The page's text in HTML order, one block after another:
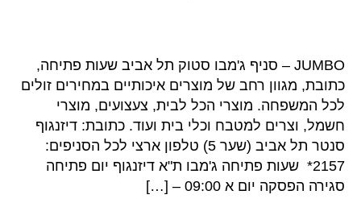
JUMBO – סניף ג'מבו סטוק תל אביב שעות פתיחה,
כתובת, מגוון רחב של מוצרים איכותיים במחירים זולים
לכל המשפחה. מוצרי הכל לבית, צעצועים, מוצרי
חשמל, וצרים למטבח וכלי בית ועוד. כתובת: דיזנגוף
סנטר תל אביב (שער 5) טלפון ארצי לכל הסניפים:
2157* שעות פתיחה ג'מבו ת"א דיזנגוף יום פתיחה
סגירה הפסקה יום א 09:00 – […]